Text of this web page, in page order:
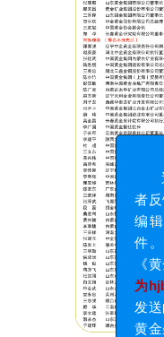
者
编
件
《
为
发
黄金